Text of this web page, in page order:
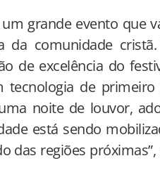
grande evento que
da comunidade
de excelência do
tecnologia de
noite de louvor,
está sendo
das regiões